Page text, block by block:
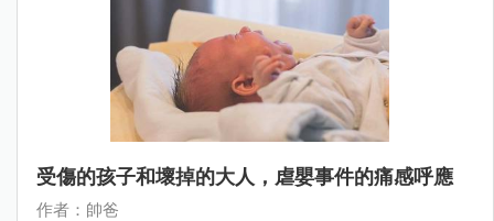
受傷的孩子和壞掉的大人，虐嬰事件的痛感呼應
作者：帥爸